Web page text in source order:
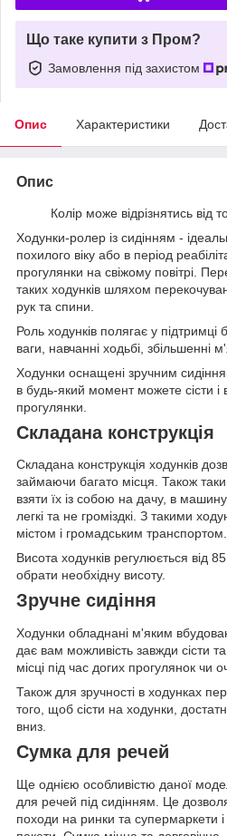
Що таке купити з Пром?
Замовлення під захистом
Опис Характеристики
Опис
Колір може відрізнятись від
Ходунки-ролер із сидінням -
похилого віку або в період
прогулянки на свіжому повітрі.
таких ходунків шляхом
рук та спини.
Роль ходунків полягає у підтримці
ваги, навчанні ходьбі, збільшенні
Ходунки оснащені зручним
в будь-який момент можете сісти і
прогулянки.
Складана конструкція
Складана конструкція ходунків
займаючи багато місця. Також
взяти їх із собою на дачу, в машину
легкі та не громіздкі. З такими
містом і громадським транспортом.
Висота ходунків регулюється від
обрати необхідну висоту.
Зручне сидіння
Ходунки обладнані м'яким
дає вам можливість завжди сісти
місці під час догих прогулянок чи
Також для зручності в ходунках
того, щоб сісти на ходунки,
вниз.
Сумка для речей
Ще однією особливістю даної
для речей під сидінням. Це
походи на ринки та супермаркети і